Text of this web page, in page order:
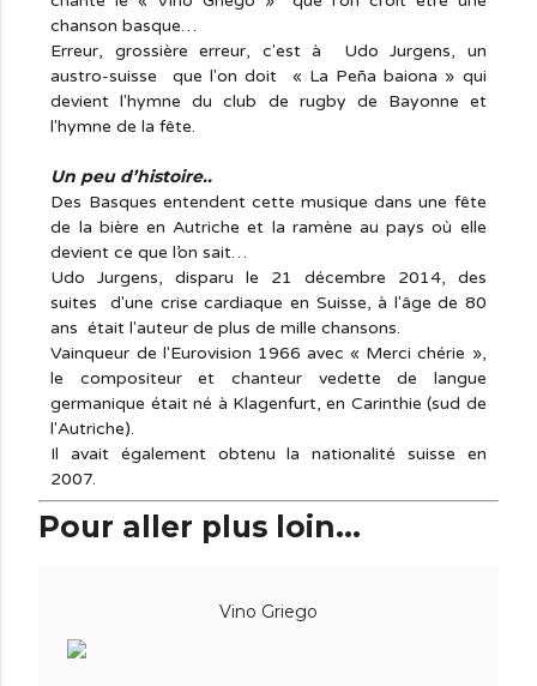
chanson basque…
Erreur, grossière erreur, c'est à Udo Jurgens, un
austro-suisse que l'on doit « La Peña baiona » qui
devient l'hymne du club de rugby de Bayonne et
l'hymne de la fête.
Un peu d’histoire..
Des Basques entendent cette musique dans une fête
de la bière en Autriche et la ramène au pays où elle
devient ce que l’on sait…
Udo Jurgens, disparu le 21 décembre 2014, des
suites d'une crise cardiaque en Suisse, à l'âge de 80
ans était l'auteur de plus de mille chansons.
Vainqueur de l'Eurovision 1966 avec « Merci chérie »,
le compositeur et chanteur vedette de langue
germanique était né à Klagenfurt, en Carinthie (sud de
l'Autriche).
Il avait également obtenu la nationalité suisse en
2007.
Pour aller plus loin...
Vino Griego